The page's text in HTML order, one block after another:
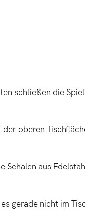
schließen die
oberen
aus
gerade nicht im